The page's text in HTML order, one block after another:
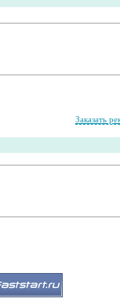
Заказать